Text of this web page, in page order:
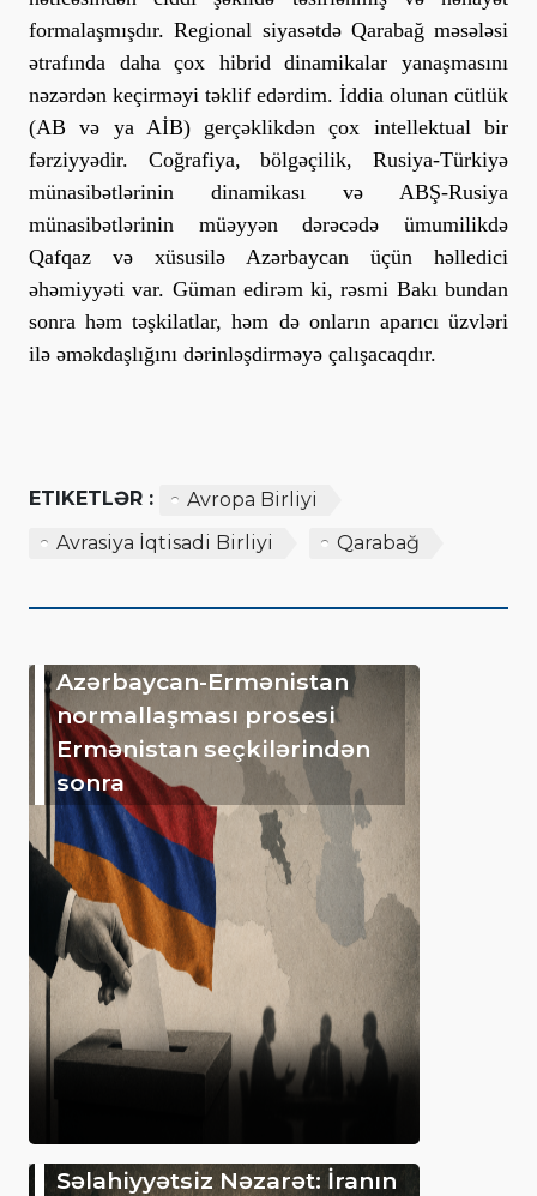
formalaşmışdır. Regional siyasətdə Qarabağ məsələsi
ətrafında daha çox hibrid dinamikalar yanaşmasını
nəzərdən keçirməyi təklif edərdim. İddia olunan cütlük
(AB və ya AİB) gerçəklikdən çox intellektual bir
fərziyyədir. Coğrafiya, bölgəçilik, Rusiya-Türkiyə
münasibətlərinin dinamikası və ABŞ-Rusiya
münasibətlərinin müəyyən dərəcədə ümumilikdə
Qafqaz və xüsusilə Azərbaycan üçün həlledici
əhəmiyyəti var. Güman edirəm ki, rəsmi Bakı bundan
sonra həm təşkilatlar, həm də onların aparıcı üzvləri
ilə əməkdaşlığını dərinləşdirməyə çalışacaqdır.
ETIKETLƏR :
Avropa Birliyi
Avrasiya İqtisadi Birliyi
Qarabağ
Azərbaycan-Ermənistan
normallaşması prosesi
Ermənistan seçkilərindən
sonra
Səlahiyyətsiz Nəzarət: İranın